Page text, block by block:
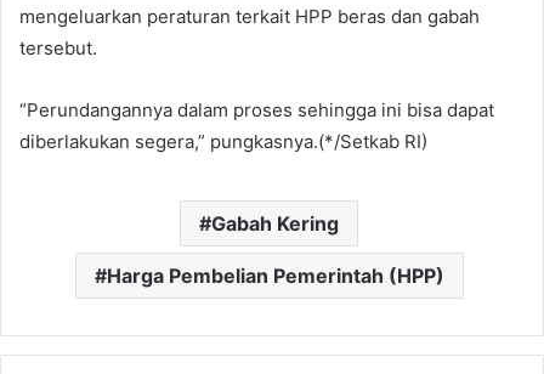
mengeluarkan peraturan terkait HPP beras dan gabah
tersebut.
“Perundangannya dalam proses sehingga ini bisa dapat
diberlakukan segera,” pungkasnya.(*/Setkab RI)
Gabah Kering
Harga Pembelian Pemerintah (HPP)